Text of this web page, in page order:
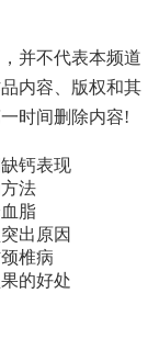
并不代表本频道
内容、版权和其
时间删除内容!
钙表现
法
脂
出原因
椎病
的好处